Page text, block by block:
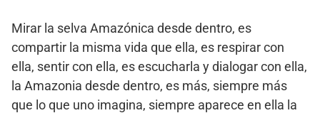
Mirar la selva Amazónica desde dentro, es
compartir la misma vida que ella, es respirar con
ella, sentir con ella, es escucharla y dialogar con ella,
la Amazonia desde dentro, es más, siempre más
que lo que uno imagina, siempre aparece en ella la